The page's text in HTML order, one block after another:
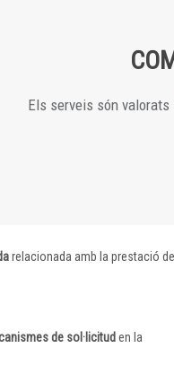
Els serveis són
relacionada amb la prestació del
de sol·licitud en la